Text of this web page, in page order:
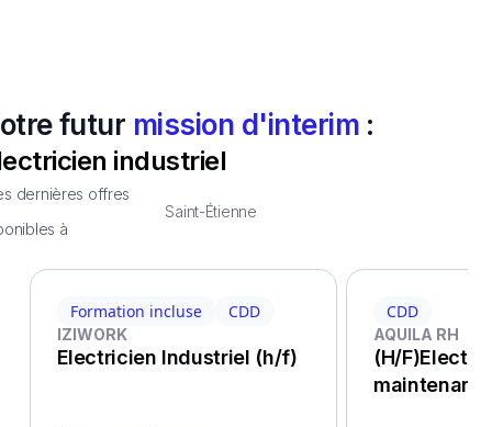
futur mission d'interim :
industriel
dernières offres
à
Saint-Étienne
CDD
Formation incluse
IZIWORK
Electricien Industriel (h/f)
CDD
AQUILA RH
(H/